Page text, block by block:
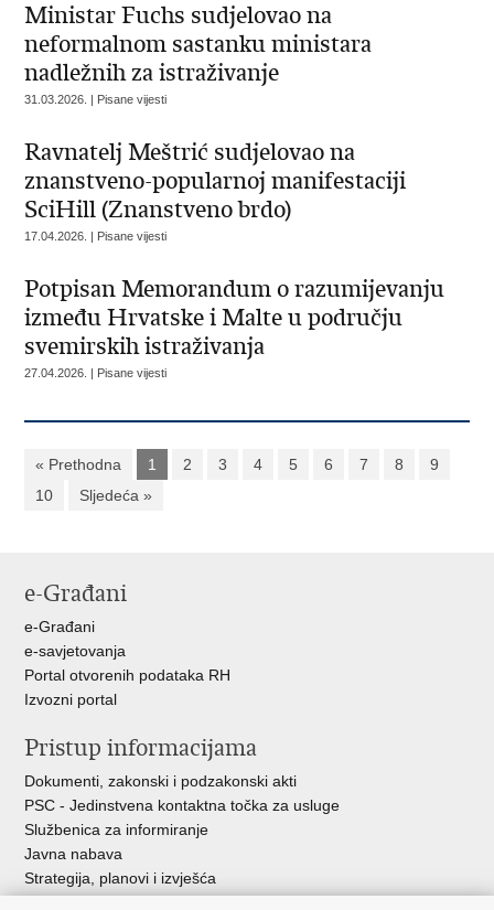
Ministar Fuchs sudjelovao na
neformalnom sastanku ministara
nadležnih za istraživanje
31.03.2026. | Pisane vijesti
Ravnatelj Meštrić sudjelovao na
znanstveno-popularnoj manifestaciji
SciHill (Znanstveno brdo)
17.04.2026. | Pisane vijesti
Potpisan Memorandum o razumijevanju
između Hrvatske i Malte u području
svemirskih istraživanja
27.04.2026. | Pisane vijesti
« Prethodna 1 2 3 4 5 6 7 8
9
10
Sljedeća »
e-Građani
e-Građani
e-savjetovanja
Portal otvorenih podataka RH
Izvozni portal
Pristup informacijama
Dokumenti, zakonski i podzakonski akti
PSC - Jedinstvena kontaktna točka za usluge
Službenica za informiranje
Javna nabava
Strategija, planovi i izvješća